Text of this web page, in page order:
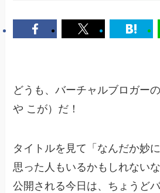
どうも、バーチャルブロガー
や こが）だ！
タイトルを見て「なんだか妙
思った人もいるかもしれない
公開される今日は、ちょうど